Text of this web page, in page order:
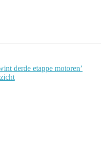
derde etappe motoren’